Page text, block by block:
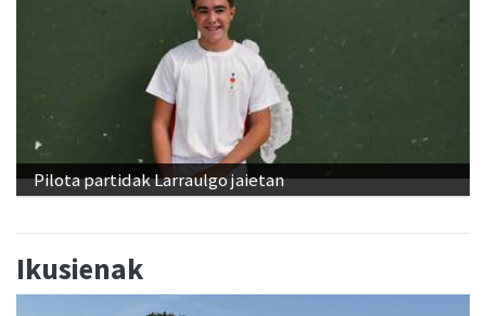
Pilota partidak Larraulgo jaietan
Ikusienak